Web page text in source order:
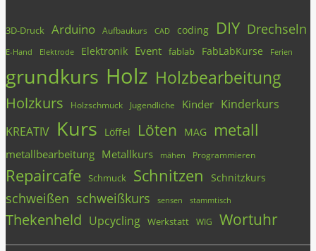
3D-Druck Arduino Aufbaukurs CAD coding DIY Drechseln
E-Hand Elektrode Elektronik Event fablab FabLabKurse Ferien
grundkurs Holz Holzbearbeitung
Holzkurs Holzschmuck Jugendliche Kinder Kinderkurs
KREATIV Kurs Löffel Löten MAG metall
metallbearbeitung Metallkurs mähen Programmieren
Repaircafe Schmuck Schnitzen Schnitzkurs
schweißen schweißkurs sensen stammtisch
Thekenheld Upcycling Werkstatt WIG Wortuhr